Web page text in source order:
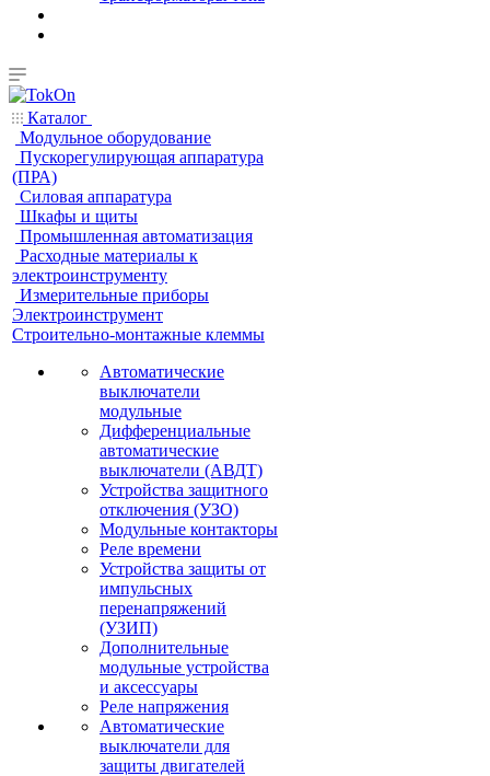
Каталог
Модульное оборудование
Пускорегулирующая аппаратура
(ПРА)
Силовая аппаратура
Шкафы и щиты
Промышленная автоматизация
Расходные материалы к
электроинструменту
Измерительные приборы
Электроинструмент
Строительно-монтажные клеммы
Автоматические
выключатели
модульные
Дифференциальные
автоматические
выключатели (АВДТ)
Устройства защитного
отключения (УЗО)
Модульные контакторы
Реле времени
Устройства защиты от
импульсных
перенапряжений
(УЗИП)
Дополнительные
модульные устройства
и аксессуары
Реле напряжения
Автоматические
выключатели для
защиты двигателей